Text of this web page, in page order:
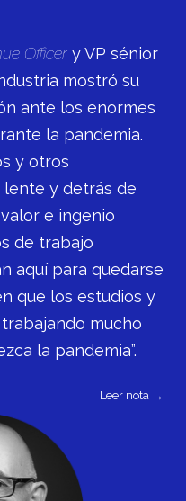
Officer y VP sénior
mostró su
ante los enormes
la pandemia.
y otros
y detrás de
e ingenio
de trabajo
aquí para quedarse
que los estudios y
mucho
la pandemia”.
Leer nota →